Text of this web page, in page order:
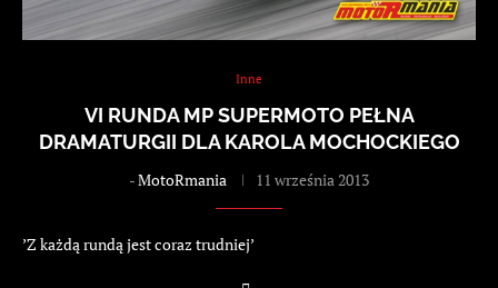
Inne
VI RUNDA MP SUPERMOTO PEŁNA
DRAMATURGII DLA KAROLA MOCHOCKIEGO
-MotoRmania 11 września 2013
’Z każdą rundą jest coraz trudniej’